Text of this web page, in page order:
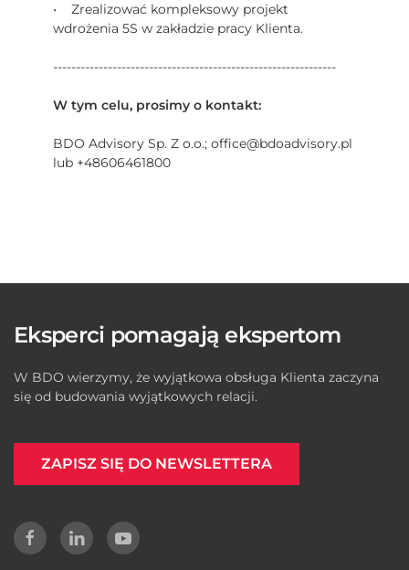
• Zrealizować kompleksowy projekt
wdrożenia 5S w zakładzie pracy Klienta.
--------------------------------------------------------------
W tym celu, prosimy o kontakt:
BDO Advisory Sp. Z o.o.; office@bdoadvisory.pl
lub +48606461800
Eksperci pomagają ekspertom
W BDO wierzymy, że wyjątkowa obsługa Klienta zaczyna
się od budowania wyjątkowych relacji.
ZAPISZ SIĘ DO NEWSLETTERA